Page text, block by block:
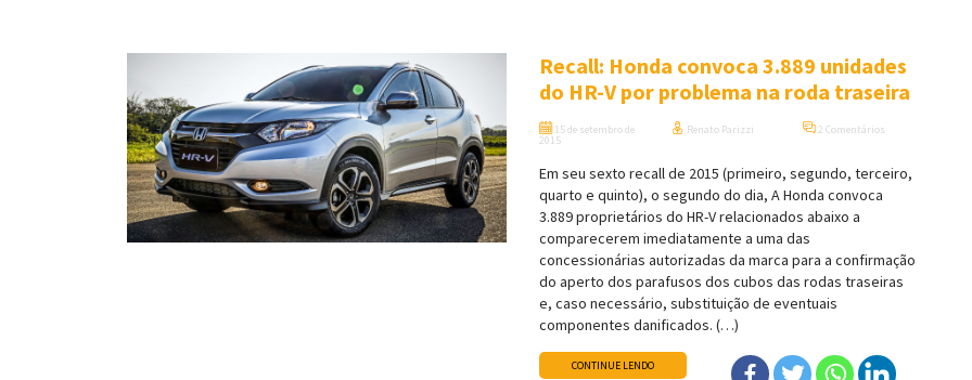
Recall: Honda convoca 3.889 unidades
do HR-V por problema na roda traseira
15 de setembro de
2015
Renato Parizzi 2 Comentários
Em seu sexto recall de 2015 (primeiro, segundo, terceiro,
quarto e quinto), o segundo do dia, A Honda convoca
3.889 proprietários do HR-V relacionados abaixo a
comparecerem imediatamente a uma das
concessionárias autorizadas da marca para a confirmação
do aperto dos parafusos dos cubos das rodas traseiras
e, caso necessário, substituição de eventuais
componentes danificados. (…)
CONTINUE LENDO